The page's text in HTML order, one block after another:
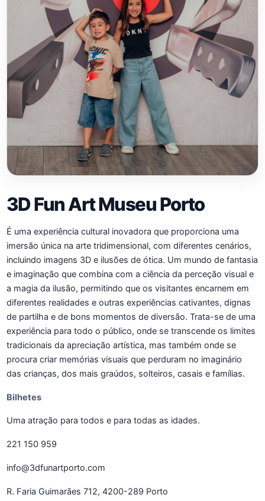
3D Fun Art Museu Porto
É uma experiência cultural inovadora que proporciona uma
imersão única na arte tridimensional, com diferentes cenários,
incluindo imagens 3D e ilusões de ótica. Um mundo de fantasia
e imaginação que combina com a ciência da perceção visual e
a magia da ilusão, permitindo que os visitantes encarnem em
diferentes realidades e outras experiências cativantes, dignas
de partilha e de bons momentos de diversão. Trata-se de uma
experiência para todo o público, onde se transcende os limites
tradicionais da apreciação artística, mas também onde se
procura criar memórias visuais que perduram no imaginário
das crianças, dos mais graúdos, solteiros, casais e famílias.
Bilhetes
Uma atração para todos e para todas as idades.
221 150 959
info@3dfunartporto.com
R. Faria Guimarães 712, 4200-289 Porto